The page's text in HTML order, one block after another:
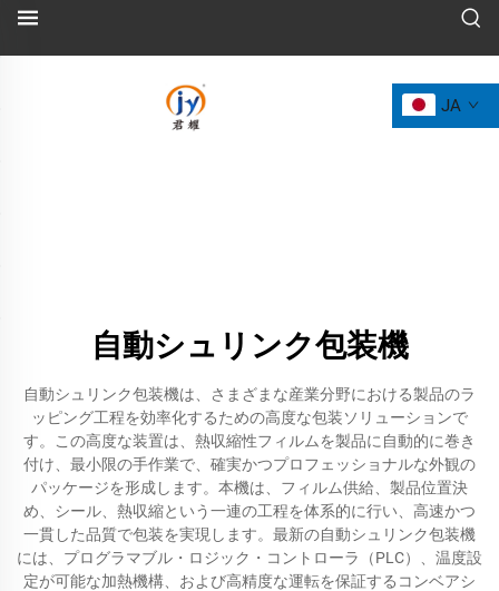
JA
自動シュリンク包装機
自動シュリンク包装機は、さまざまな産業分野における製品のラ
ッピング工程を効率化するための高度な包装ソリューションで
す。この高度な装置は、熱収縮性フィルムを製品に自動的に巻き
付け、最小限の手作業で、確実かつプロフェッショナルな外観の
パッケージを形成します。本機は、フィルム供給、製品位置決
め、シール、熱収縮という一連の工程を体系的に行い、高速かつ
一貫した品質で包装を実現します。最新の自動シュリンク包装機
には、プログラマブル・ロジック・コントローラ（PLC）、温度設
定が可能な加熱機構、および高精度な運転を保証するコンベアシ